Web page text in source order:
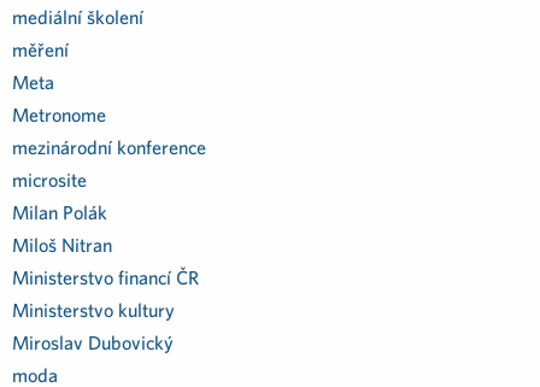
mediální školení
měření
Meta
Metronome
mezinárodní konference
microsite
Milan Polák
Miloš Nitran
Ministerstvo financí ČR
Ministerstvo kultury
Miroslav Dubovický
moda